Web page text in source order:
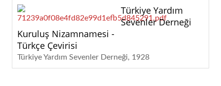
Türkiye Yardım
Sevenler Derneği
Kuruluş Nizamnamesi -
Türkçe Çevirisi
Türkiye Yardım Sevenler Derneği 1928